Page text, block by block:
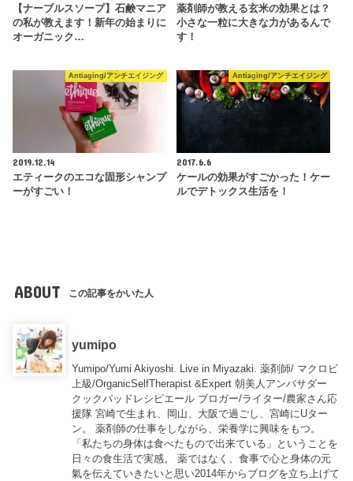
【ナーブルスソープ】石鹸マニア
の私が教えます！新年の始まりに
オーガニック…
薬剤師が教える玄米の効果とは？
小さな一粒に大きな力があるんで
す！
Antiaging/アンチエイジング
2019.12.14
エティークのエコな固形シャンプ
ーがすごい！
Antiaging/アンチエイジング
2017.6.6
ケールの効果がすごかった！ケー
ルでデトックス生活を！
ABOUT この記事をかいた人
yumipo
Yumipo/Yumi Akiyoshi. Live in Miyazaki. 薬剤師/ マクロビ
上級/OrganicSelfTherapist &Expert 朝美人アンバサダー
クックパッドレシピエール ブロガー/ライター/農家さん応
援隊 宮崎で生まれ、岡山、大阪で過ごし、宮崎にUター
ン。 薬剤師の仕事をしながら、栄養学に興味をもつ。
「私たちの身体は食べたもので出来ている」ということを
日々の食生活で実感。 薬ではなく、食事で心と身体の元
氣を伝えていきたいと思い2014年からブログを立ち上げて